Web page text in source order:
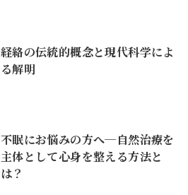
経絡の伝統的概念と現代科学によ
る解明
不眠にお悩みの方へ─自然治療を
主体として心身を整える方法と
は？